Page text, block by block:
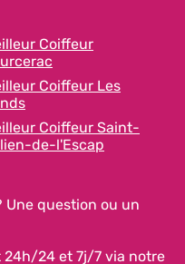
Coiffeur
Coiffeur Les
Coiffeur Saint-
de-l'Escap
Une question ou un
24h/24 et 7j/7 via notre